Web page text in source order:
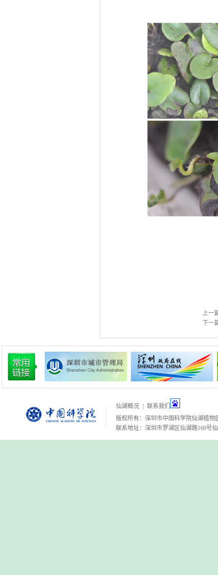
上一
下一
仙湖概况
联系我们
版权所有：深圳市中国科学院仙湖植物
联系地址：深圳市罗湖区仙湖路160号仙